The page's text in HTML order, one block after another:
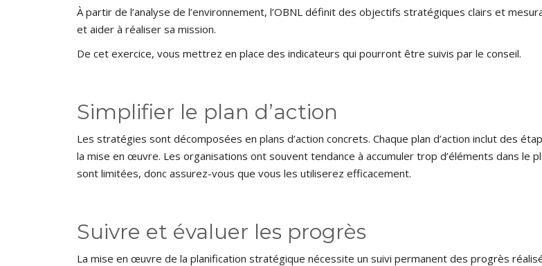
À partir de l’analyse de l’environnement, l’OBNL définit des objectifs stratégiques clairs et
et aider à réaliser sa mission.
De cet exercice, vous mettrez en place des indicateurs qui pourront être suivis par le conseil.
Simplifier le plan d’action
Les stratégies sont décomposées en plans d’action concrets. Chaque plan d’action inclut des
la mise en œuvre. Les organisations ont souvent tendance à accumuler trop d’éléments dans le
sont limitées, donc assurez-vous que vous les utiliserez efficacement.
Suivre et évaluer les progrès
La mise en œuvre de la planification stratégique nécessite un suivi permanent des progrès